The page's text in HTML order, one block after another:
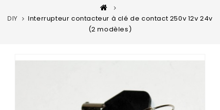
DIY
Interrupteur contacteur à clé de contact 250v 12v 24v
(2 modèles)